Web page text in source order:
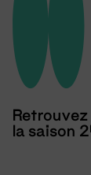
la saison